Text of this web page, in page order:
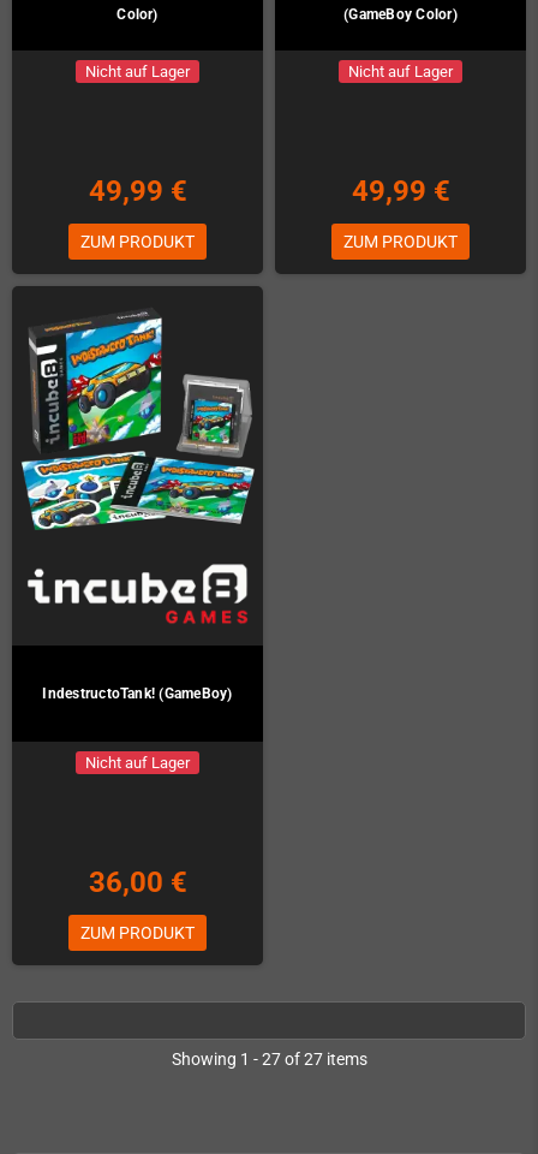
Color)
Nicht auf Lager
49,99 €
ZUM PRODUKT
(GameBoy Color)
Nicht auf Lager
49,99 €
ZUM PRODUKT
IndestructoTank! (GameBoy)
Nicht auf Lager
36,00 €
ZUM PRODUKT
Showing 1 - 27 of 27 items